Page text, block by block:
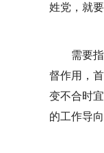
姓党，就
需要
督作用，
变不合时
的工作导